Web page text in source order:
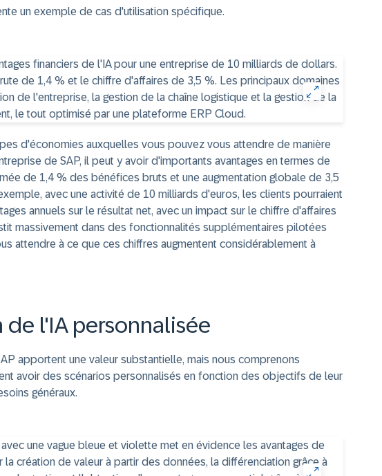
un exemple de cas d'utilisation spécifique.
d'économies auxquelles vous pouvez vous attendre de manière
de SAP, il peut y avoir d'importants avantages en termes de
de 1,4 % des bénéfices bruts et une augmentation globale de 3,5
avec une activité de 10 milliards d'euros, les clients pourraient
annuels sur le résultat net, avec un impact sur le chiffre d'affaires
massivement dans des fonctionnalités supplémentaires pilotées
attendre à ce que ces chiffres augmentent considérablement à
l'IA personnalisée
apportent une valeur substantielle, mais nous comprenons
avoir des scénarios personnalisés en fonction des objectifs de leur
généraux.